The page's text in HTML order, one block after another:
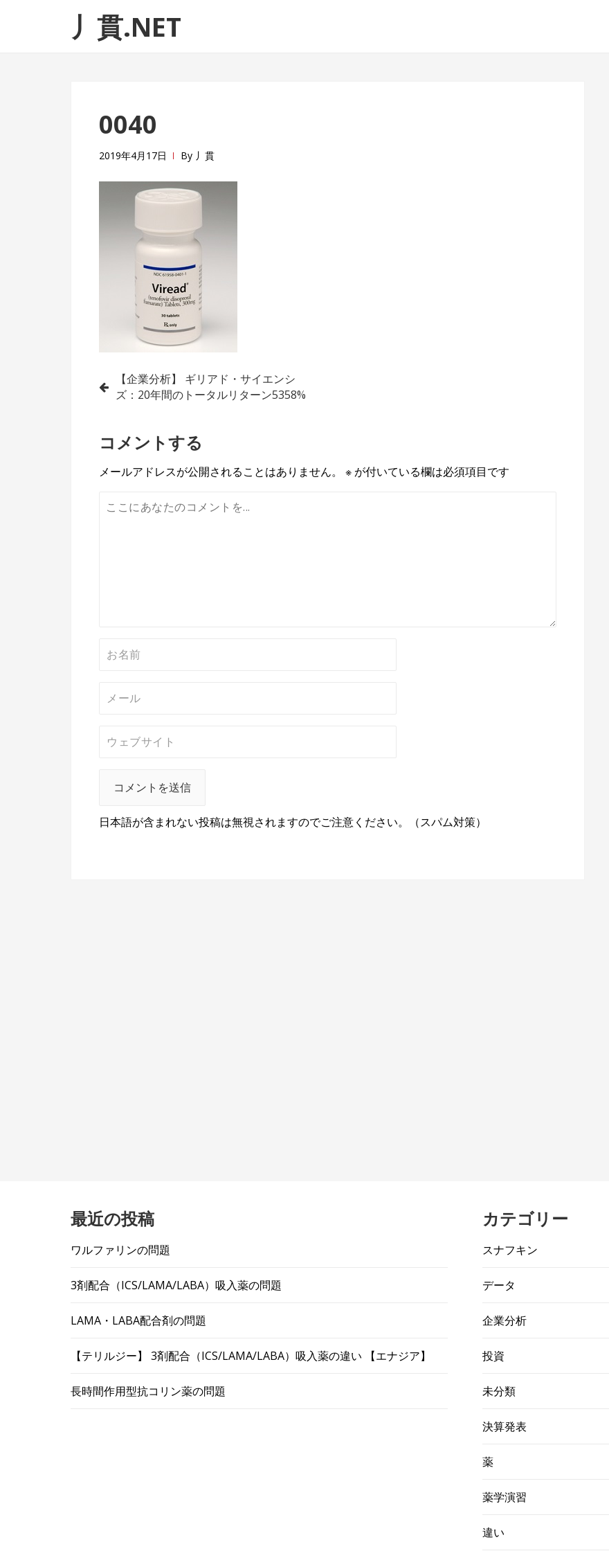
ゲ
テ丿貫.NET
0040
2019年4月17日 By 丿貫
投
稿
ナ
ビ
ー
【企業分析】 ギリアド・サイエンシ
ズ：20年間のトータルリターン5358%
コメントする
メールアドレスが公開されることはありません。 ※ が付いている欄は必須項目です
日本語が含まれない投稿は無視されますのでご注意ください。（スパム対策）
最近の投稿
ワルファリンの問題
3剤配合（ICS/LAMA/LABA）吸入薬の問題
LAMA・LABA配合剤の問題
【テリルジー】 3剤配合（ICS/LAMA/LABA）吸入薬の違い 【エナジア】
長時間作用型抗コリン薬の問題
カテゴリー
スナフキン
データ
企業分析
投資
未分類
決算発表
薬
薬学演習
違い